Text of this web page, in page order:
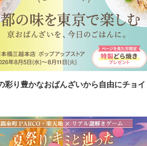
彩り豊かなおばんざいから自由にチョイ